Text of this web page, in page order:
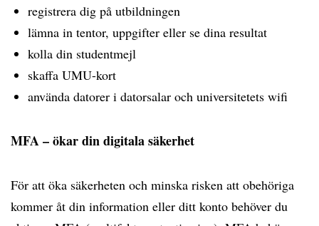
registrera dig på utbildningen
lämna in tentor, uppgifter eller se dina resultat
kolla din studentmejl
skaffa UMU-kort
använda datorer i datorsalar och universitetets wifi
MFA – ökar din digitala säkerhet
För att öka säkerheten och minska risken att obehöriga
kommer åt din information eller ditt konto behöver du